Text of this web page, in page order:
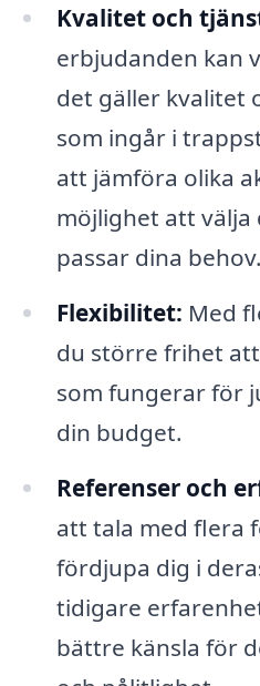
Kvalitet och
erbjudanden kan
det gäller kvalitet
som ingår i
att jämföra olika
möjlighet att välja
passar dina behov.
Flexibilitet: Med
du större frihet
som fungerar för
din budget.
Referenser och
att tala med flera
fördjupa dig i
tidigare
bättre känsla för